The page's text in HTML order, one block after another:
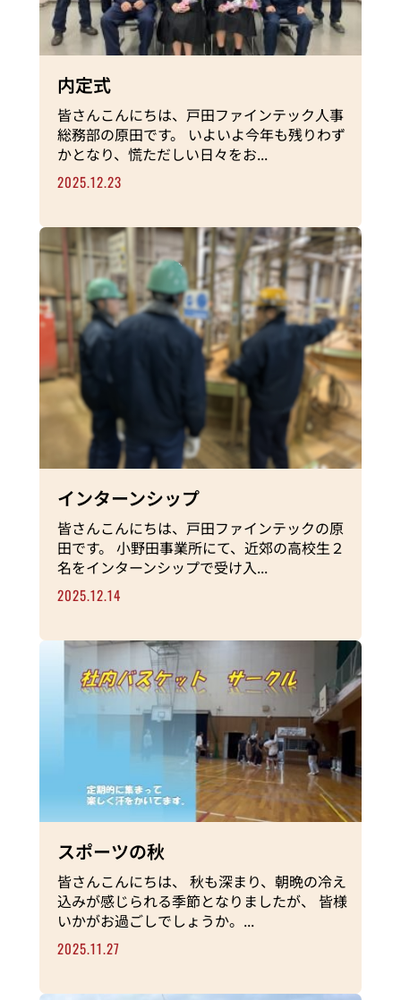
内定式
皆さんこんにちは、戸田ファインテック人事
総務部の原田です。 いよいよ今年も残りわず
かとなり、慌ただしい日々をお...
2025.12.23
インターンシップ
皆さんこんにちは、戸田ファインテックの原
田です。 小野田事業所にて、近郊の高校生２
名をインターンシップで受け入...
2025.12.14
スポーツの秋
皆さんこんにちは、 秋も深まり、朝晩の冷え
込みが感じられる季節となりましたが、 皆様
いかがお過ごしでしょうか。...
2025.11.27